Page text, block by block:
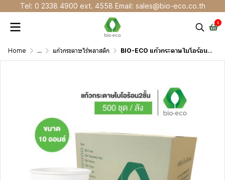
Tel: 0 2338 4900 ext. 4558 Email: sales@bio-eco.co.th
0
Home ... แก้วกระดาษไร้พลาสติก BIO-ECO แก้วกระดาษไบโอร้อนสองชั้น 10 Oz ย่อยสลายได้ 100%